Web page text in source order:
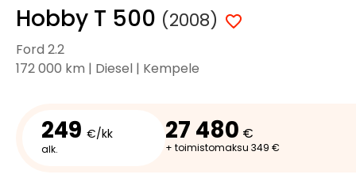
Hobby T 500 (2008)
Ford 2.2
172 000 km | Diesel | Kempele
249 €/kk
alk.
27 480 €
+ toimistomaksu 349 €